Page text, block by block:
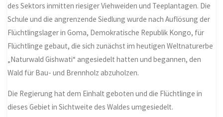
des Sektors inmitten riesiger Viehweiden und Teeplantagen. Die
Schule und die angrenzende Siedlung wurde nach Auflösung der
Flüchtlingslager in Goma, Demokratische Republik Kongo, für
Flüchtlinge gebaut, die sich zunächst im heutigen Weltnaturerbe
„Naturwald Gishwati“ angesiedelt hatten und begannen, den
Wald für Bau- und Brennholz abzuholzen.
Die Regierung hat dem Einhalt geboten und die Flüchtlinge in
dieses Gebiet in Sichtweite des Waldes umgesiedelt.